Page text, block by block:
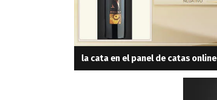
la cata en el panel de catas online